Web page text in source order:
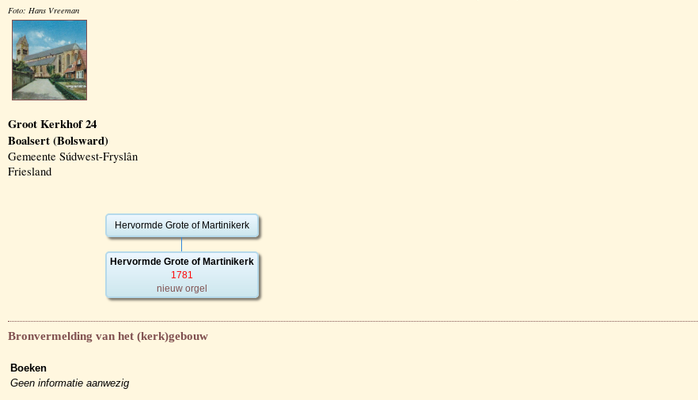
Foto: Hans Vreeman
Groot Kerkhof 24
Boalsert (Bolsward)
Gemeente Súdwest-Fryslân
Friesland
Hervormde Grote of Martinikerk
Hervormde Grote of Martinikerk
1781
nieuw orgel
Bronvermelding van het (kerk)gebouw
Boeken
Geen informatie aanwezig